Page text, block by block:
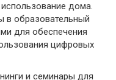
дома.
в образовательный
для обеспечения
цифровых
и семинары для